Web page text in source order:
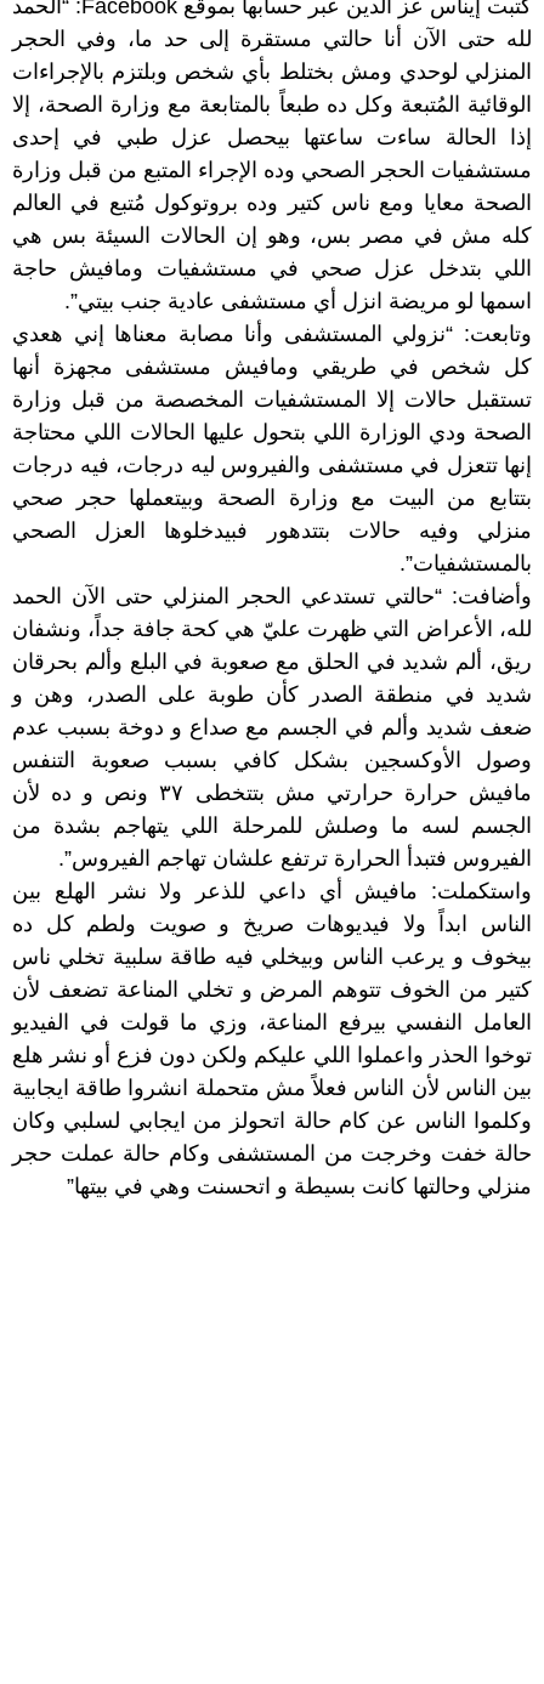
كتبت إيناس عز الدين عبر حسابها بموقع Facebook: “الحمد
لله حتى الآن أنا حالتي مستقرة إلى حد ما، وفي الحجر
المنزلي لوحدي ومش بختلط بأي شخص وبلتزم بالإجراءات
الوقائية المُتبعة وكل ده طبعاً بالمتابعة مع وزارة الصحة، إلا
إذا الحالة ساءت ساعتها بيحصل عزل طبي في إحدى
مستشفيات الحجر الصحي وده الإجراء المتبع من قبل وزارة
الصحة معايا ومع ناس كتير وده بروتوكول مُتبع في العالم
كله مش في مصر بس، وهو إن الحالات السيئة بس هي
اللي بتدخل عزل صحي في مستشفيات ومافيش حاجة
اسمها لو مريضة انزل أي مستشفى عادية جنب بيتي”.
وتابعت: “نزولي المستشفى وأنا مصابة معناها إني هعدي
كل شخص في طريقي ومافيش مستشفى مجهزة أنها
تستقبل حالات إلا المستشفيات المخصصة من قبل وزارة
الصحة ودي الوزارة اللي بتحول عليها الحالات اللي محتاجة
إنها تتعزل في مستشفى والفيروس ليه درجات، فيه درجات
بتتابع من البيت مع وزارة الصحة وبيتعملها حجر صحي
منزلي وفيه حالات بتتدهور فبيدخلوها العزل الصحي
بالمستشفيات”.
وأضافت: “حالتي تستدعي الحجر المنزلي حتى الآن الحمد
لله، الأعراض التي ظهرت عليّ هي كحة جافة جداً، ونشفان
ريق، ألم شديد في الحلق مع صعوبة في البلع وألم بحرقان
شديد في منطقة الصدر كأن طوبة على الصدر، وهن و
ضعف شديد وألم في الجسم مع صداع و دوخة بسبب عدم
وصول الأوكسجين بشكل كافي بسبب صعوبة التنفس
مافيش حرارة حرارتي مش بتتخطى ٣٧ ونص و ده لأن
الجسم لسه ما وصلش للمرحلة اللي يتهاجم بشدة من
الفيروس فتبدأ الحرارة ترتفع علشان تهاجم الفيروس”.
واستكملت: مافيش أي داعي للذعر ولا نشر الهلع بين
الناس ابداً ولا فيديوهات صريخ و صويت ولطم كل ده
بيخوف و يرعب الناس وبيخلي فيه طاقة سلبية تخلي ناس
كتير من الخوف تتوهم المرض و تخلي المناعة تضعف لأن
العامل النفسي بيرفع المناعة، وزي ما قولت في الفيديو
توخوا الحذر واعملوا اللي عليكم ولكن دون فزع أو نشر هلع
بين الناس لأن الناس فعلاً مش متحملة انشروا طاقة ايجابية
وكلموا الناس عن كام حالة اتحولز من ايجابي لسلبي وكان
حالة خفت وخرجت من المستشفى وكام حالة عملت حجر
منزلي وحالتها كانت بسيطة و اتحسنت وهي في بيتها”